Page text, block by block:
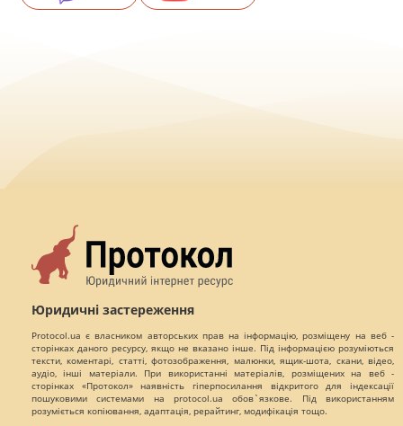
Юридичні застереження
Protocol.ua є власником авторських прав на інформацію, розміщену на веб -
сторінках даного ресурсу, якщо не вказано інше. Під інформацією розуміються
тексти, коментарі, статті, фотозображення, малюнки, ящик-шота, скани, відео,
аудіо, інші матеріали. При використанні матеріалів, розміщених на веб -
сторінках «Протокол» наявність гіперпосилання відкритого для індексації
пошуковими системами на protocol.ua обов`язкове. Під використанням
розуміється копіювання, адаптація, рерайтинг, модифікація тощо.